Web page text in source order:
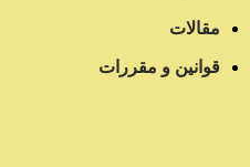
مقالات
قوانین و مقررات